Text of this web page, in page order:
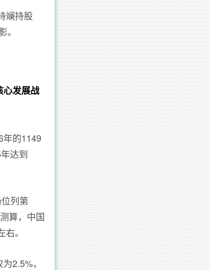
斓持股
心发展战
年的1149
达到
列第
算，中国
。
2.5%，